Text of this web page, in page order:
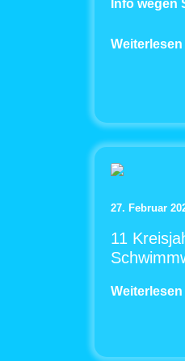
Info
27. Februar
11